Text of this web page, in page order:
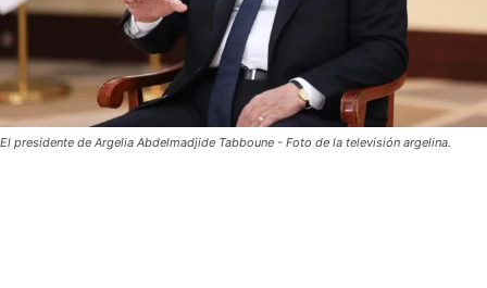
El presidente de Argelia Abdelmadjide Tabboune - Foto de la televisión argelina.